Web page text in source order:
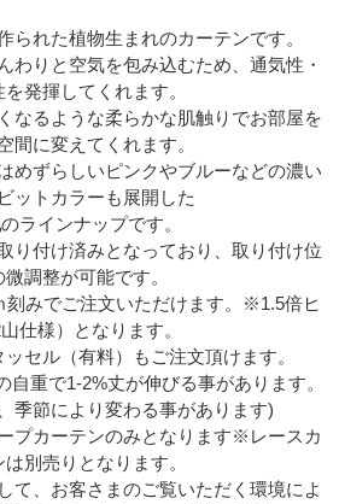
られた植物生まれのカーテンです。
わりと空気を包み込むため、通気性・
発揮してくれます。
なるような柔らかな肌触りでお部屋を
間に変えてくれます。
めずらしいピンクやブルーなどの濃い
ットカラーも展開した
のラインナップです。
り付け済みとなっており、取り付け位
微調整が可能です。
みでご注文いただけます。※1.5倍ヒ
仕様）となります。
セル（有料）もご注文頂けます。
重で1-2%丈が伸びる事があります。
季節により変わる事があります)
プカーテンのみとなります※レースカ
は別売りとなります。
て、お客さまのご覧いただく環境によ